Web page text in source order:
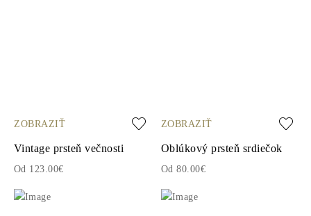
ZOBRAZIŤ
Vintage prsteň večnosti
Od 123.00€
ZOBRAZIŤ
Oblúkový prsteň srdiečok
Od 80.00€